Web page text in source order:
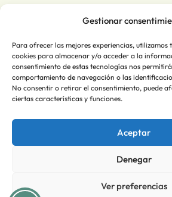
Gestionar
Para ofrecer las mejores experiencias, utilizamos
cookies para almacenar y/o acceder a la
consentimiento de estas tecnologías nos
comportamiento de navegación o las
No consentir o retirar el consentimiento, puede
ciertas características y funciones.
Aceptar
Denegar
Ver preferencias
Política de
Política de cookies
Accessibilitat